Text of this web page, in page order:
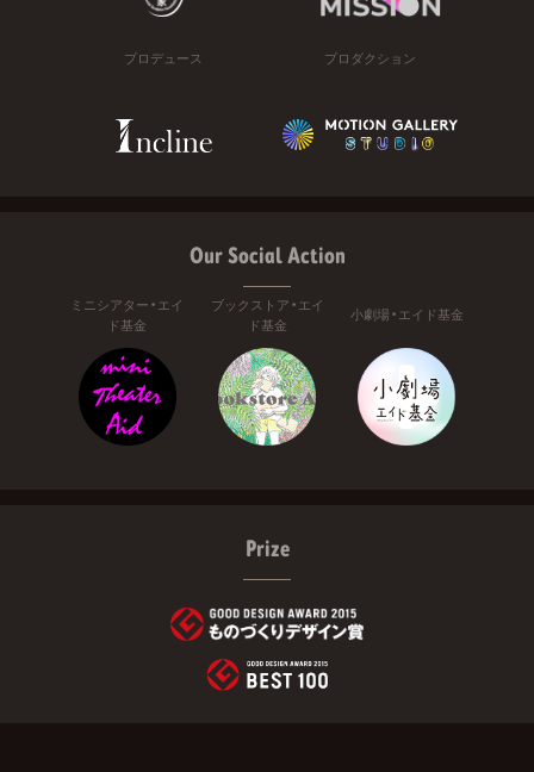
プロデュース プロダクション
Our Social Action
ミニシアター・エイ
ド基金
ブックストア・エイ
ド基金
小劇場・エイド基金
Prize